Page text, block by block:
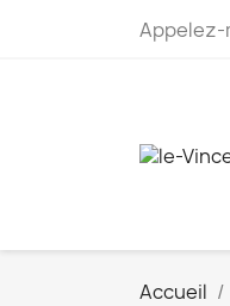
Appelez-
Accueil